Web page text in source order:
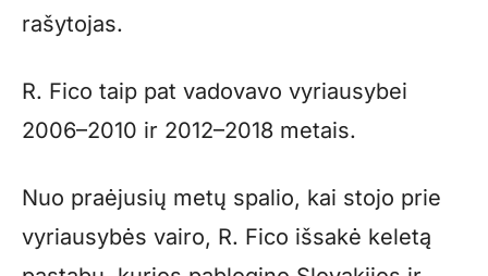
rašytojas.
R. Fico taip pat vadovavo vyriausybei
2006–2010 ir 2012–2018 metais.
Nuo praėjusių metų spalio, kai stojo prie
vyriausybės vairo, R. Fico išsakė keletą